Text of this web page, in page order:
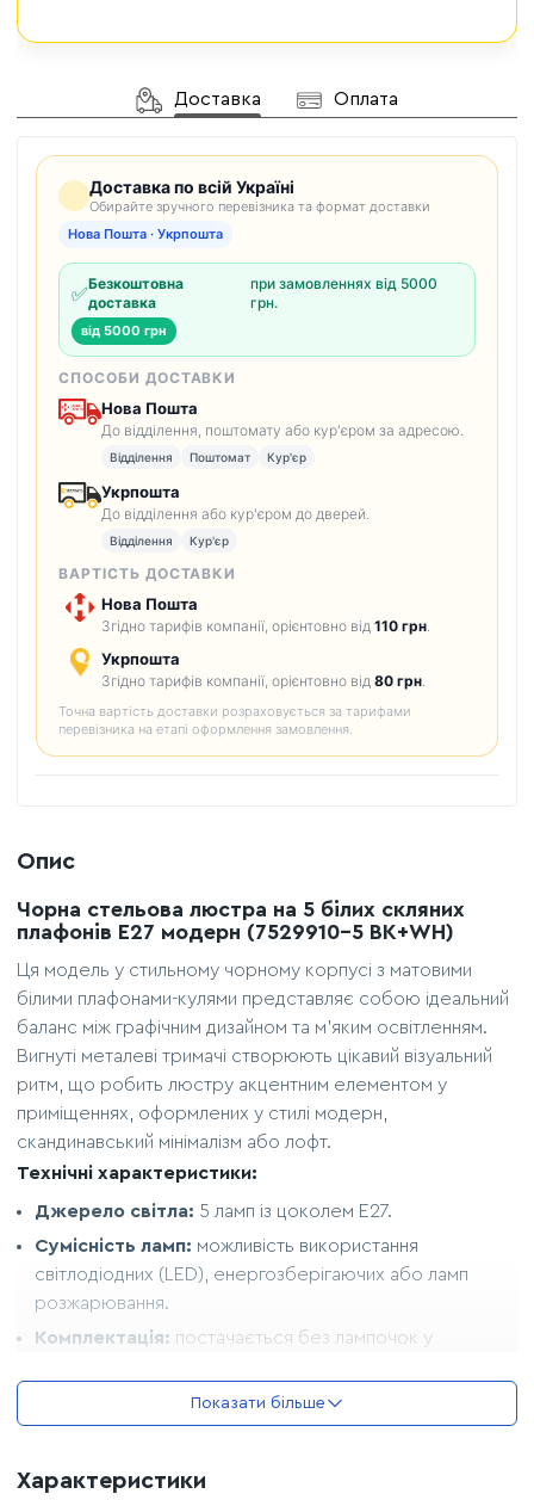
Доставка Оплата
Доставка по всій Україні
Обирайте зручного перевізника та формат доставки
Нова Пошта · Укрпошта
✅Безкоштовна
доставка
при замовленнях від 5000
грн.
від 5000 грн
СПОСОБИ ДОСТАВКИ
Нова Пошта
До відділення, поштомату або кур'єром за адресою.
Відділення Поштомат Кур'єр
Укрпошта
До відділення або кур'єром до дверей.
Відділення Кур'єр
ВАРТІСТЬ ДОСТАВКИ
Нова Пошта
Згідно тарифів компанії, орієнтовно від 110 грн.
Укрпошта
Згідно тарифів компанії, орієнтовно від 80 грн.
Точна вартість доставки розраховується за тарифами
перевізника на етапі оформлення замовлення.
Опис
Чорна стельова люстра на 5 білих скляних
плафонів E27 модерн (7529910-5 BK+WH)
Ця модель у стильному чорному корпусі з матовими
білими плафонами-кулями представляє собою ідеальний
баланс між графічним дизайном та м'яким освітленням.
Вигнуті металеві тримачі створюють цікавий візуальний
ритм, що робить люстру акцентним елементом у
приміщеннях, оформлених у стилі модерн,
скандинавський мінімалізм або лофт.
Технічні характеристики:
Джерело світла: 5 ламп із цоколем E27.
Сумісність ламп: можливість використання
світлодіодних (LED), енергозберігаючих або ламп
розжарювання.
Комплектація: постачається без лампочок у
Матеріали та колір:
Корпус:міцний метал чорного кольору.
Показати більше
Характеристики